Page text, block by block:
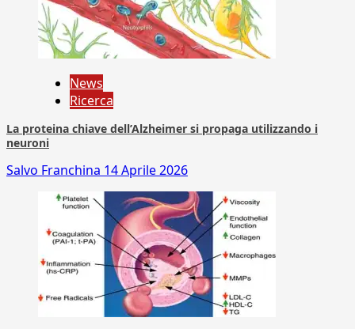
News
Ricerca
La proteina chiave dell’Alzheimer si propaga utilizzando i
neuroni
Salvo Franchina 14 Aprile 2026